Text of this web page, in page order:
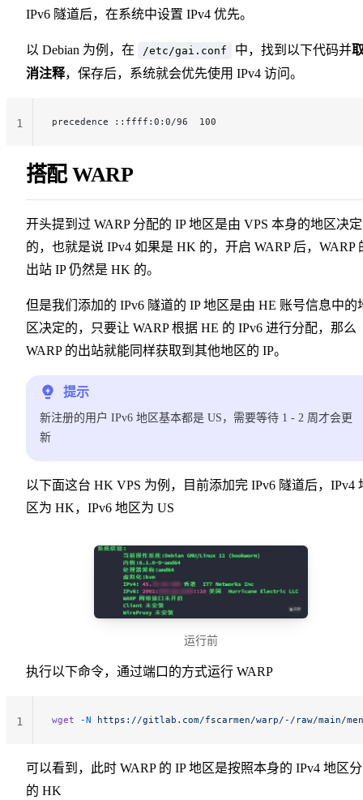
IPv6 隧道后，在系统中设置 IPv4 优先。
以 Debian 为例，在 /etc/gai.conf 中，找到以下代码并
消注释，保存后，系统就会优先使用 IPv4 访问。
precedence ::ffff:0:0/96  100
1
搭配 WARP
开头提到过 WARP 分配的 IP 地区是由 VPS 本身的地区决定
的，也就是说 IPv4 如果是 HK 的，开启 WARP 后，WARP
出站 IP 仍然是 HK 的。
但是我们添加的 IPv6 隧道的 IP 地区是由 HE 账号信息中的
区决定的，只要让 WARP 根据 HE 的 IPv6 进行分配，那么
WARP 的出站就能同样获取到其他地区的 IP。
提示
新注册的用户 IPv6 地区基本都是 US，需要等待 1 - 2 周才会更
新
以下面这台 HK VPS 为例，目前添加完 IPv6 隧道后，IPv4
区为 HK，IPv6 地区为 US
运行前
执行以下命令，通过端口的方式运行 WARP
wget -N https://gitlab.com/fscarmen/warp/-/raw/main/
1
可以看到，此时 WARP 的 IP 地区是按照本身的 IPv4 地区
的 HK